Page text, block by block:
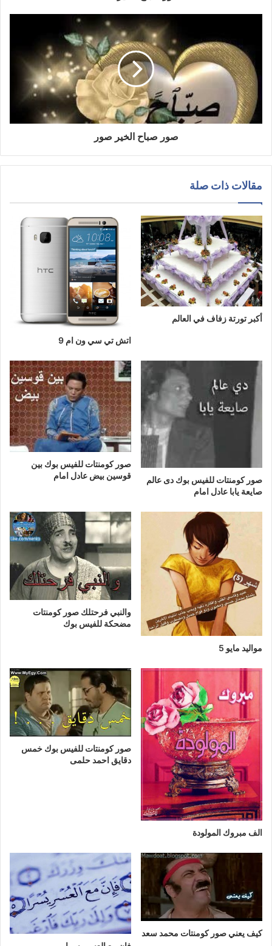
صور صباح الخير صور
مقالات ذات صلة
أكبر تورتة زفاف في العالم
اتش تي سي ون ام 9
صور كومنتات للفيس بوك دى عالم
صايعة يابا عادل امام
صور كومنتات للفيس بوك بين
قوسين بيض عادل امام
مواليد مايو 5
والنبي فرحتلك صور كومنتات
مضحكة للفيس بوك
الف مبروك المولودة
صور كومنتات للفيس بوك خمس
دقايق احمد حلمى
كيف يعني صور كومنتات محمد سعد